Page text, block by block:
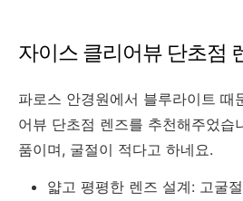
자이스 클리어뷰 단초점
파로스 안경원에서 블루라이트 때
어뷰 단초점 렌즈를 추천해주었습
품이며, 굴절이 적다고 하네요.
얇고 평평한 렌즈 설계: 고굴